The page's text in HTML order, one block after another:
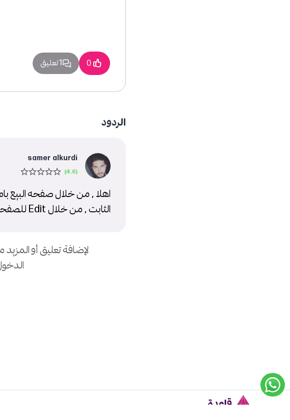
0 1 تعليق
الردود
samer alkurdi
الثابت , من خلال Edit للصفحه وقم بتفعيلها.
لإضافة تعليق أو